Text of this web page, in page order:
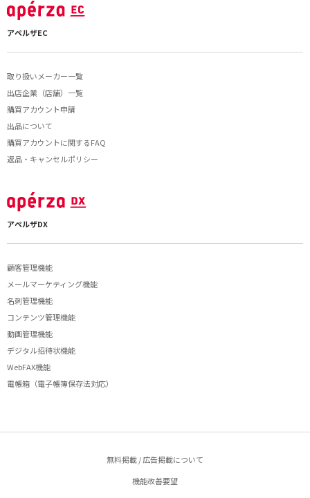
アペルザEC
取り扱いメーカー一覧
出店企業（店舗）一覧
購買アカウント申請
出品について
購買アカウントに関するFAQ
返品・キャンセルポリシー
アペルザDX
顧客管理機能
メールマーケティング機能
名刺管理機能
コンテンツ管理機能
動画管理機能
デジタル招待状機能
WebFAX機能
電帳箱（電子帳簿保存法対応）
無料掲載 / 広告掲載について
機能改善要望